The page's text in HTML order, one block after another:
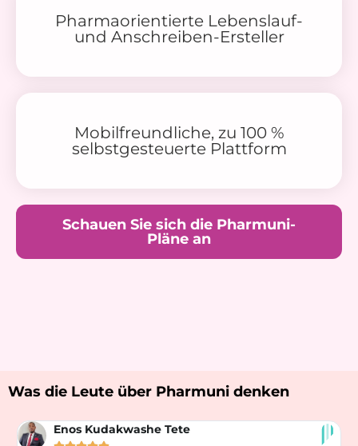
Pharmaorientierte Lebenslauf-
und Anschreiben-Ersteller
Mobilfreundliche, zu 100 %
selbstgesteuerte Plattform
Schauen Sie sich die Pharmuni-
Pläne an
Was die Leute über Pharmuni denken
Enos Kudakwashe Tete